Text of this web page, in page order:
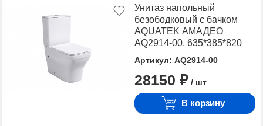
техническими характеристиками, а также сравнить
понравившиеся модели и выбрать лучшую
Для того чтобы купить Напольные, достаточно
оформить заявку на сайте или связаться с
консультантом в режиме on-line.
Унитаз напольный
безободковый с бачком
AQUATEK АМАДЕО
AQ2914-00, 635*385*820
выпуск, тонкое сиденье с
механизмом плавного
Артикул: AQ2914-00
28150 ₽ / шт
В корзину